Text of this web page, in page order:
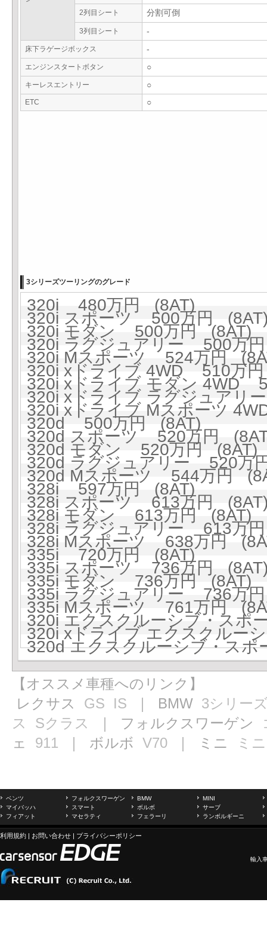
2列目シート
分割可倒
3列目シート -
床下ラゲージボックス -
エンジンスタートボタン ○
キーレスエントリー ○
ETC ○
3シリーズツーリングのグレード
320i 480万円 (8AT)
320i スポーツ 500万円
320i モダン 500万円 (8AT)
320i ラグジュアリー 500万
320i Mスポーツ 524万円
320i xドライブ 4WD 510万
320i xドライブ モダン 4WD
320i xドライブ ラグジュア
320i xドライブ Mスポーツ
320d 500万円 (8AT)
320d スポーツ 520万円
320d モダン 520万円 (8AT)
320d ラグジュアリー 520万
320d Mスポーツ 544万円
328i 597万円 (8AT)
328i スポーツ 613万円
328i モダン 613万円 (8AT)
328i ラグジュアリー 613万
328i Mスポーツ 638万円
335i 720万円 (8AT)
335i スポーツ 736万円
335i モダン 736万円 (8AT)
335i ラグジュアリー 736万
335i Mスポーツ 761万円
320i エクスクルーシブ・ス
320i xドライブ エクスクルー
320d エクスクルーシブ・ス
【オススメ車種へのリンク】
レクサス GS IS ｜ BMW 3シリー
ス
Sクラス ｜ フォルクスワーゲン
ェ 911 ｜ ボルボ V70 ｜ ミニ ミニ
ベンツ フォルクスワーゲン BMW
MINI
マイバッハ
スマート ボルボ
サーブ
フィアット
マセラティ フェラーリ ランボルギーニ
利用規約 | お問い合わせ | プライバシーポリシー
輸入